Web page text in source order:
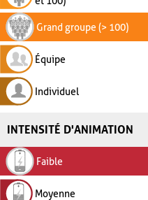
Grand groupe (> 100)
Équipe
Individuel
INTENSITÉ D'ANIMATION
Faible
Moyenne